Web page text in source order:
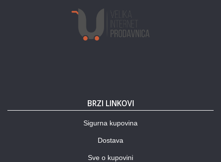
BRZI LINKOVI
Sigurna kupovina
Dostava
Sve o kupovini